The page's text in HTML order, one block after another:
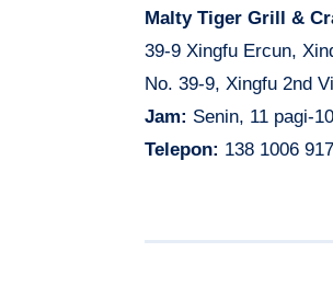
Malty Tiger Grill &
39-9 Xingfu Ercun,
No. 39-9, Xingfu 2nd
Jam: Senin, 11 pagi-
Telepon: 138 1006